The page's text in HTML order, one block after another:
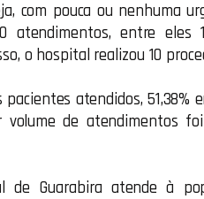
com pouca ou nenhuma
atendimentos, entre eles
o hospital realizou 10
atendidos, 51,38%
de atendimentos
de Guarabira atende à